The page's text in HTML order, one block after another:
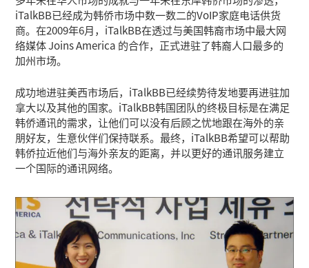
iTalkBB已经成为韩侨市场中数一数二的VoIP家庭电话供货
商。在2009年6月，iTalkBB在透过与美国韩裔市场中最大网
络媒体 Joins America 的合作，正式进驻了韩裔人口最多的
加州市场。
成功地进驻美西市场后，iTalkBB已经续势待发地要再进驻加
拿大以及其他的国家。iTalkBB韩国团队的终极目标是在满足
韩侨通讯的需求，让他们可以没有后顾之忧地跟在海外的亲
朋好友，生意伙伴们保持联系。最终，iTalkBB希望可以帮助
韩侨拉近他们与海外亲友的距离，并以更好的通讯服务建立
一个国际的通讯网络。